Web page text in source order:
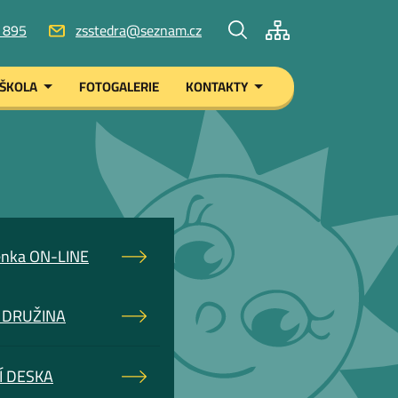
zsstedra@seznam.cz
FOTOGALERIE KONTAKTY
ON-LINE